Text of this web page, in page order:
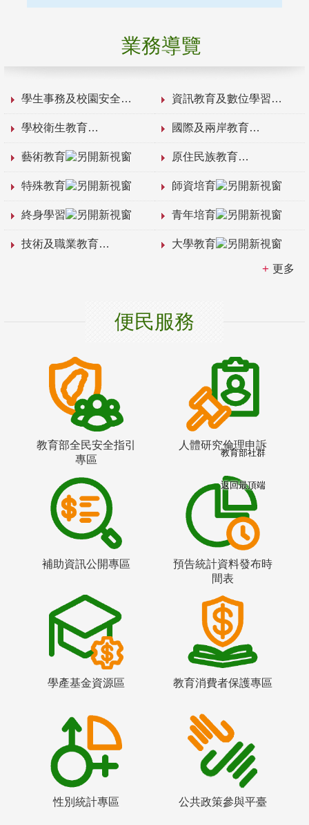
業務導覽
學生事務及校園安全 資訊教育及數位學習
學校衛生教育 國際及兩岸教育
藝術教育 原住民族教育
特殊教育 師資培育
終身學習 青年培育
技術及職業教育 大學教育
更多
便民服務
教育部全民安全指引
專區
人體研究倫理申訴
補助資訊公開專區
預告統計資料發布時
間表
學產基金資源區 教育消費者保護專區
性別統計專區 公共政策參與平臺
教育部社群
返回最頂端